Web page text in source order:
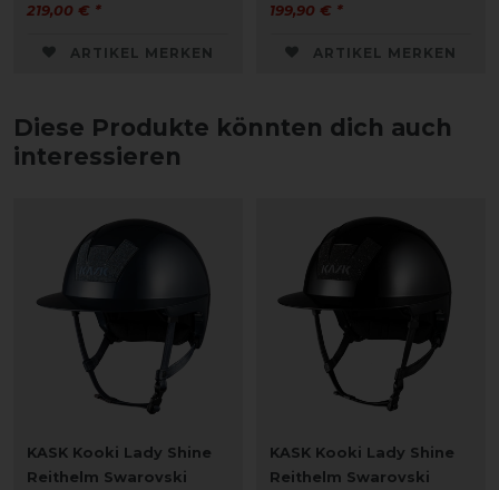
219,00 € *
ARTIKEL MERKEN
199,90 € *
ARTIKEL MERKEN
Diese Produkte könnten dich auch
interessieren
KASK Kooki Lady Shine
Reithelm Swarovski
KASK Kooki Lady Shine
Reithelm Swarovski